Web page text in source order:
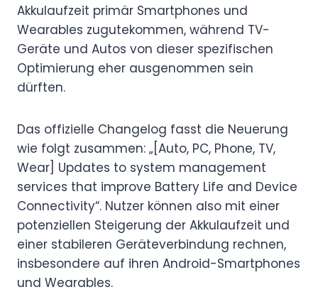
Akkulaufzeit primär Smartphones und
Wearables zugutekommen, während TV-
Geräte und Autos von dieser spezifischen
Optimierung eher ausgenommen sein
dürften.
Das offizielle Changelog fasst die Neuerung
wie folgt zusammen: „[Auto, PC, Phone, TV,
Wear] Updates to system management
services that improve Battery Life and Device
Connectivity“. Nutzer können also mit einer
potenziellen Steigerung der Akkulaufzeit und
einer stabileren Geräteverbindung rechnen,
insbesondere auf ihren Android-Smartphones
und Wearables.